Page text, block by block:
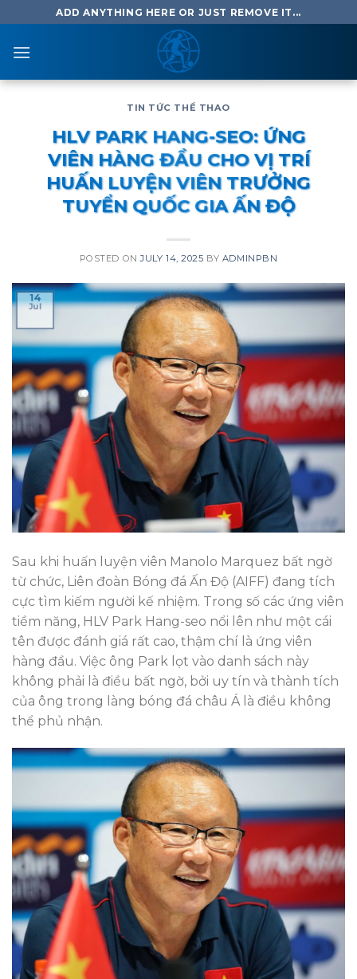
to
content
ADD ANYTHING HERE OR JUST REMOVE IT...
TIN TỨC THỂ THAO
HLV PARK HANG-SEO: ỨNG
VIÊN HÀNG ĐẦU CHO VỊ TRÍ
HUẤN LUYỆN VIÊN TRƯỞNG
TUYỂN QUỐC GIA ẤN ĐỘ
POSTED ONJULY 14, 2025 BY ADMINPBN
14
Jul
Sau khi huấn luyện viên Manolo Marquez bất ngờ
từ chức, Liên đoàn Bóng đá Ấn Độ (AIFF) đang tích
cực tìm kiếm người kế nhiệm. Trong số các ứng viên
tiềm năng, HLV Park Hang-seo nổi lên như một cái
tên được đánh giá rất cao, thậm chí là ứng viên
hàng đầu. Việc ông Park lọt vào danh sách này
không phải là điều bất ngờ, bởi uy tín và thành tích
của ông trong làng bóng đá châu Á là điều không
thể phủ nhận.